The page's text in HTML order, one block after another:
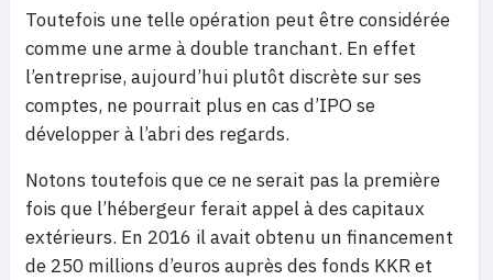
Toutefois une telle opération peut être considérée
comme une arme à double tranchant. En effet
l’entreprise, aujourd’hui plutôt discrète sur ses
comptes, ne pourrait plus en cas d’IPO se
développer à l’abri des regards.
Notons toutefois que ce ne serait pas la première
fois que l’hébergeur ferait appel à des capitaux
extérieurs. En 2016 il avait obtenu un financement
de 250 millions d’euros auprès des fonds KKR et